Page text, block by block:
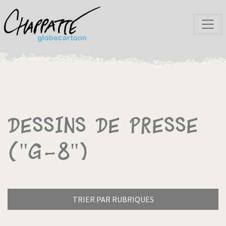
Dessins de presse
("G-8")
TRIER PAR RUBRIQUES